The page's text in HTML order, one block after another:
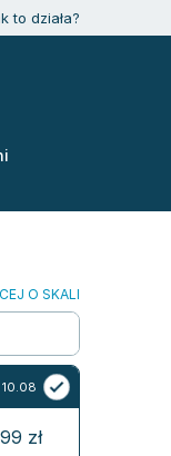
to działa?
O SKALI
10.08
zł